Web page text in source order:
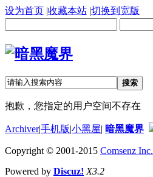
设为首页 |收藏本站 |切换到宽版
搜索
抱歉，您指定的用户空间不存在
Archiver|手机版|小黑屋| 暗黑魔界
Copyright © 2001-2015 Comsenz Inc.
Powered by Discuz! X3.2